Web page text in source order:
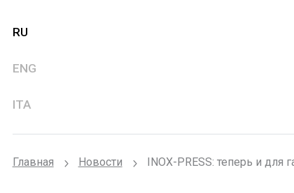
RU
ENG
ITA
Главная Новости INOX-PRESS: теперь и для